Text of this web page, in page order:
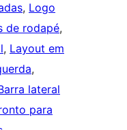
, Logo
de rodapé
, Layout em
lateral
para